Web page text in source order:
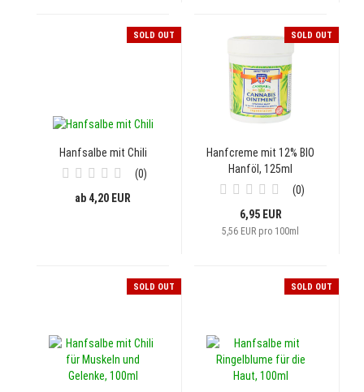
SOLD OUT
Hanfsalbe mit Chili
0
ab 4,20 EUR
SOLD OUT
Hanfcreme mit 12% BIO
Hanföl, 125ml
0
6,95 EUR
5,56 EUR pro 100ml
SOLD OUT SOLD OUT